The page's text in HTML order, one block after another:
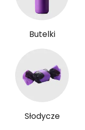
Butelki
Słodycze